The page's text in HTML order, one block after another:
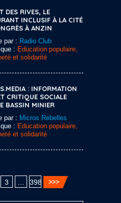
DES RIVES, LE
INCLUSIF À LA CITÉ
À ANZIN
par : Radio Club
: Education populaire,
et solidarité
: INFORMATION
CRITIQUE SOCIALE
BASSIN MINIER
par : Micros Rebelles
: Education populaire,
et solidarité
3 398